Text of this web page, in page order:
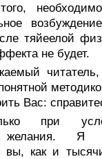
тяйеелой
не будет.
Вас:
при
желания. Я
вы, как и